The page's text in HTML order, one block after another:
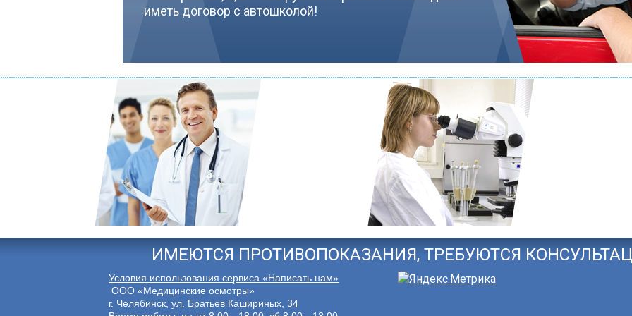
иметь договор с автошколой!
ИМЕЮТСЯ ПРОТИВОПОКАЗАНИЯ, ТРЕБУЮТСЯ
Условия использования сервиса «Написать нам»
ООО «Медицинские осмотры»
г. Челябинск, ул. Братьев Кашириных, 34